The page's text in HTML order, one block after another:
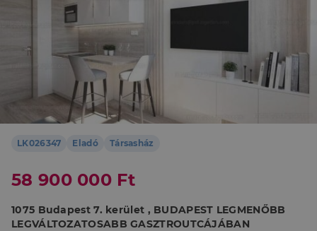
LK026347 Eladó Társasház
58 900 000 Ft
1075 Budapest 7. kerület , BUDAPEST LEGMENŐBB
LEGVÁLTOZATOSABB GASZTROUTCÁJÁBAN